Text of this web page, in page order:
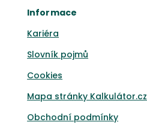
Informace
Kariéra
Slovník pojmů
Cookies
Mapa stránky Kalkulátor.cz
Obchodní podmínky